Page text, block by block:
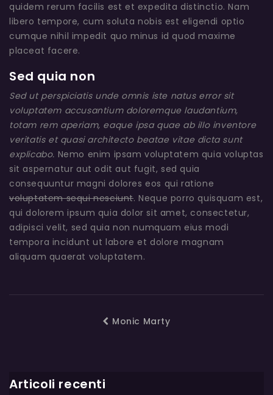
quidem rerum facilis est et expedita distinctio. Nam
libero tempore, cum soluta nobis est eligendi optio
cumque nihil impedit quo minus id quod maxime
placeat facere.
Sed quia non
Sed ut perspiciatis unde omnis iste natus error sit
voluptatem accusantium doloremque laudantium,
totam rem aperiam, eaque ipsa quae ab illo inventore
veritatis et quasi architecto beatae vitae dicta sunt
explicabo. Nemo enim ipsam voluptatem quia voluptas
sit aspernatur aut odit aut fugit, sed quia
consequuntur magni dolores eos qui ratione
voluptatem sequi nesciunt. Neque porro quisquam est,
qui dolorem ipsum quia dolor sit amet, consectetur,
adipisci velit, sed quia non numquam eius modi
tempora incidunt ut labore et dolore magnam
aliquam quaerat voluptatem.
Monic Marty
Articoli recenti